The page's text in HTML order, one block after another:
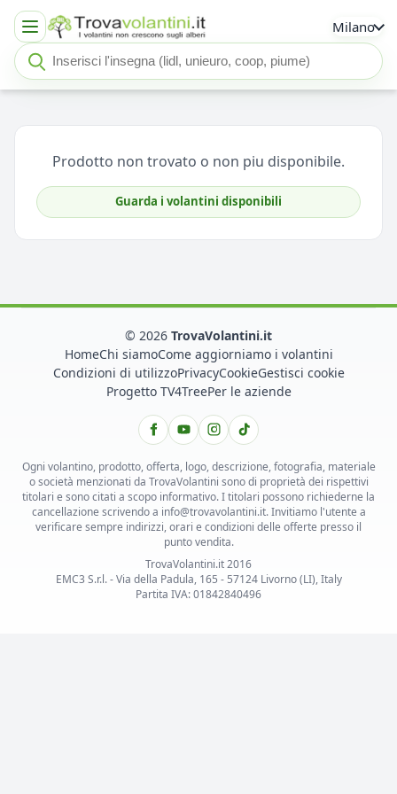
Milano
Cerca insegna o negozio
Seleziona un'insegna
Prodotto non trovato o non piu disponibile.
Guarda i volantini disponibili
© 2026 TrovaVolantini.it
HomeChi siamoCome aggiorniamo i volantini
Condizioni di utilizzoPrivacyCookieGestisci cookie
Progetto TV4TreePer le aziende
Ogni volantino, prodotto, offerta, logo, descrizione, fotografia, materiale
o società menzionati da TrovaVolantini sono di proprietà dei rispettivi
titolari e sono citati a scopo informativo. I titolari possono richiederne la
cancellazione scrivendo a info@trovavolantini.it. Invitiamo l'utente a
verificare sempre indirizzi, orari e condizioni delle offerte presso il
punto vendita.
TrovaVolantini.it 2016
EMC3 S.r.l. - Via della Padula, 165 - 57124 Livorno (LI), Italy
Partita IVA: 01842840496